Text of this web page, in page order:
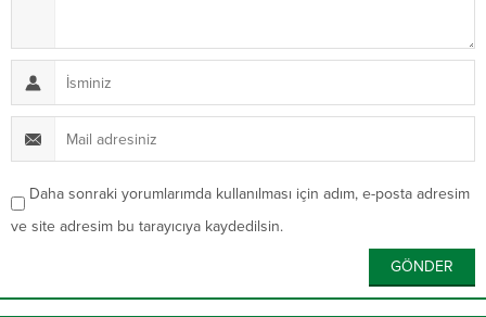
Daha sonraki yorumlarımda kullanılması için adım, e-posta adresim
ve site adresim bu tarayıcıya kaydedilsin.